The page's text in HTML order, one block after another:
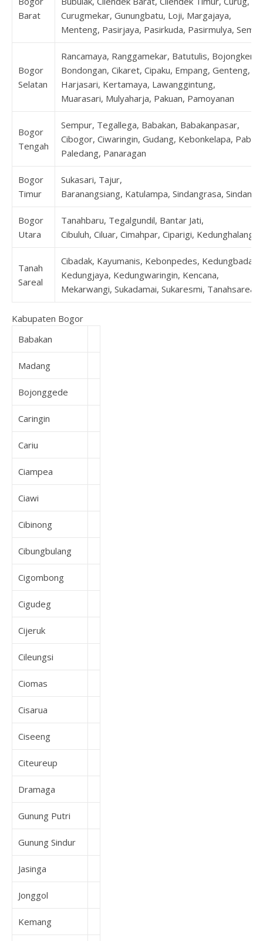
Barat
Curugmekar, Gunungbatu, Loji, Margajaya,
Menteng, Pasirjaya, Pasirkuda, Pasirmulya,
Bogor
Selatan
Rancamaya, Ranggamekar, Batutulis,
Bondongan, Cikaret, Cipaku, Empang, Genteng,
Harjasari, Kertamaya, Lawanggintung,
Muarasari, Mulyaharja, Pakuan, Pamoyanan
Bogor
Tengah
Sempur, Tegallega, Babakan, Babakanpasar,
Cibogor, Ciwaringin, Gudang, Kebonkelapa,
Paledang, Panaragan
Bogor
Timur
Sukasari, Tajur,
Baranangsiang, Katulampa, Sindangrasa,
Bogor
Utara
Tanahbaru, Tegalgundil, Bantar Jati,
Cibuluh, Ciluar, Cimahpar, Ciparigi, Kedunghalang
Tanah
Sareal
Cibadak, Kayumanis, Kebonpedes, Kedungbadak,
Kedungjaya, Kedungwaringin, Kencana,
Mekarwangi, Sukadamai, Sukaresmi, Tanahsareal
Kabupaten Bogor
Babakan
Madang
Bojonggede
Caringin
Cariu
Ciampea
Ciawi
Cibinong
Cibungbulang
Cigombong
Cigudeg
Cijeruk
Cileungsi
Ciomas
Cisarua
Ciseeng
Citeureup
Dramaga
Gunung Putri
Gunung Sindur
Jasinga
Jonggol
Kemang